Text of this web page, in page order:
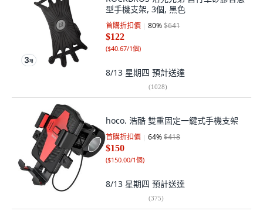
型手機支架, 3個, 黑色
首購折扣價 80%$641
$122
($40.67/1個)
8/13 星期四 預計送達
(1028)
hoco. 浩酷 雙重固定一鍵式手機支架
首購折扣價 64%$418
$150
($150.00/1個)
8/13 星期四 預計送達
(375)